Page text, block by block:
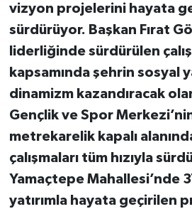
vizyon projelerini hayata
sürdürüyor. Başkan Fırat
liderliğinde sürdürülen
kapsamında şehrin sosyal
dinamizm kazandıracak
Gençlik ve Spor
metrekarelik kapalı
çalışmaları tüm hızıyla
Yamaçtepe Mahallesi’nde
yatırımla hayata geçirilen